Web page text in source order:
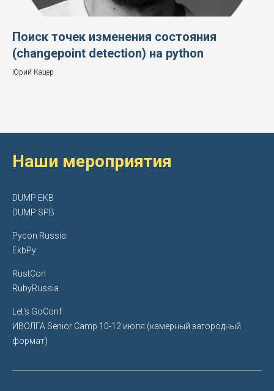
Поиск точек изменения состояния
(changepoint detection) на python
Юрий Кацер
Наши мероприятия
DUMP EKB
DUMP SPB
Pycon Russia
EkbPy
RustCon
RubyRussia
Let's GoConf
ИВОЛГА Senior Camp 10-12 июля (камерный загородный
формат)